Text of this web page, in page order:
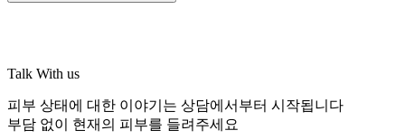
Talk With us
피부 상태에 대한 이야기는 상담에서부터 시작됩니다
부담 없이 현재의 피부를 들려주세요